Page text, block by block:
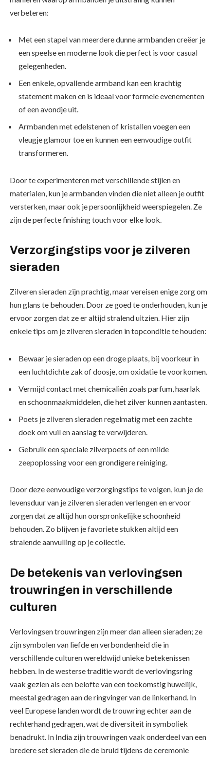
verbeteren:
Met een stapel van meerdere dunne armbanden creëer je
een speelse en moderne look die perfect is voor casual
gelegenheden.
Een enkele, opvallende armband kan een krachtig
statement maken en is ideaal voor formele evenementen
of een avondje uit.
Armbanden met edelstenen of kristallen voegen een
vleugje glamour toe en kunnen een eenvoudige outfit
transformeren.
Door te experimenteren met verschillende stijlen en
materialen, kun je armbanden vinden die niet alleen je outfit
versterken, maar ook je persoonlijkheid weerspiegelen. Ze
zijn de perfecte finishing touch voor elke look.
Verzorgingstips voor je zilveren
sieraden
Zilveren sieraden zijn prachtig, maar vereisen enige zorg om
hun glans te behouden. Door ze goed te onderhouden, kun je
ervoor zorgen dat ze er altijd stralend uitzien. Hier zijn
enkele tips om je zilveren sieraden in topconditie te houden:
Bewaar je sieraden op een droge plaats, bij voorkeur in
een luchtdichte zak of doosje, om oxidatie te voorkomen.
Vermijd contact met chemicaliën zoals parfum, haarlak
en schoonmaakmiddelen, die het zilver kunnen aantasten.
Poets je zilveren sieraden regelmatig met een zachte
doek om vuil en aanslag te verwijderen.
Gebruik een speciale zilverpoets of een milde
zeepoplossing voor een grondigere reiniging.
Door deze eenvoudige verzorgingstips te volgen, kun je de
levensduur van je zilveren sieraden verlengen en ervoor
zorgen dat ze altijd hun oorspronkelijke schoonheid
behouden. Zo blijven je favoriete stukken altijd een
stralende aanvulling op je collectie.
De betekenis van verlovingsen
trouwringen in verschillende
culturen
Verlovingsen trouwringen zijn meer dan alleen sieraden; ze
zijn symbolen van liefde en verbondenheid die in
verschillende culturen wereldwijd unieke betekenissen
hebben. In de westerse traditie wordt de verlovingsring
vaak gezien als een belofte van een toekomstig huwelijk,
meestal gedragen aan de ringvinger van de linkerhand. In
veel Europese landen wordt de trouwring echter aan de
rechterhand gedragen, wat de diversiteit in symboliek
benadrukt. In India zijn trouwringen vaak onderdeel van een
bredere set sieraden die de bruid tijdens de ceremonie